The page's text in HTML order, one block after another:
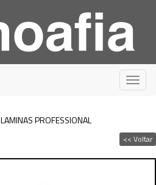
LAMINAS PROFESSIONAL
<< Voltar